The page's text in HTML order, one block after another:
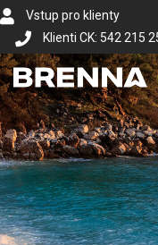
Vstup pro klienty
Klienti CK: 542 215